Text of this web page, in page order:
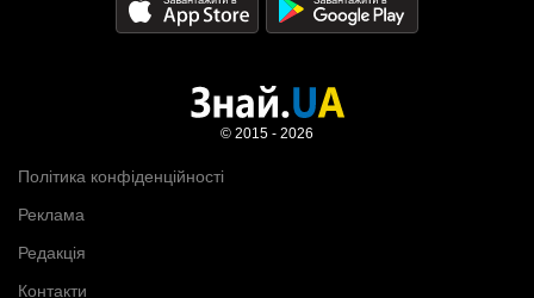
Політика конфіденційності
Реклама
Редакція
Контакти
© 2015 - 2026